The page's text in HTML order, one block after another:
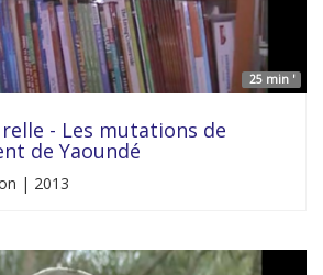
25 min '
- Les mutations de
de Yaoundé
| 2013